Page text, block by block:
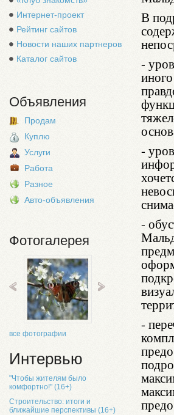
Интернет-проект
Рейтинг сайтов
Новости наших партнеров
Каталог сайтов
Объявления
Продам
Куплю
Услуги
Работа
Разное
Авто-объявления
Фотогалерея
все фотографии
Интервью
"Чтобы жителям было
комфортно!" (16+)
Строительство: итоги и
ближайшие перспективы (16+)
В
-
-
-
-